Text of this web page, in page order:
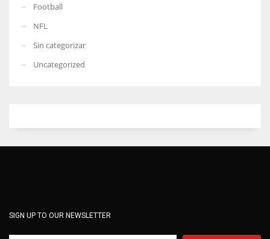
Football
NFL
Sin categorizar
Uncategorized
SIGN UP TO OUR NEWSLETTER